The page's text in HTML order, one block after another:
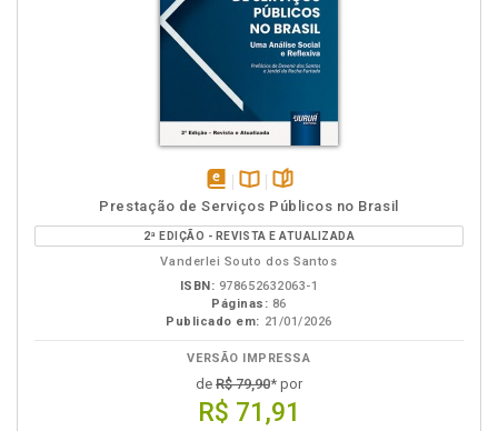
disponível
em
eBook
Disponível
na
B.V.
páginas
Prestação de Serviços Públicos no Brasil
2ª EDIÇÃO - REVISTA E ATUALIZADA
Vanderlei Souto dos Santos
ISBN: 978652632063-1
Páginas: 86
Publicado em: 21/01/2026
VERSÃO IMPRESSA
de R$ 79,90* por
R$ 71,91